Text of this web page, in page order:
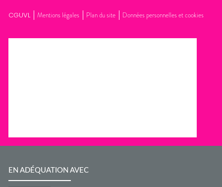
CGUVL Mentions légales Plan du site Données personnelles et cookies
EN ADÉQUATION AVEC